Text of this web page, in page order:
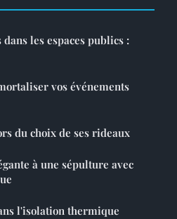
les espaces publics :
vos événements
du choix de ses rideaux
à une sépulture avec
l'isolation thermique